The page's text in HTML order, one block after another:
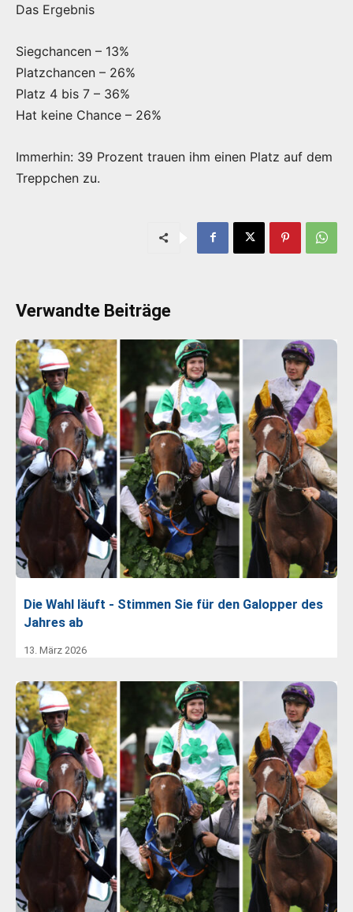
Das Ergebnis
Siegchancen – 13%
Platzchancen – 26%
Platz 4 bis 7 – 36%
Hat keine Chance – 26%
Immerhin: 39 Prozent trauen ihm einen Platz auf dem
Treppchen zu.
Verwandte Beiträge
Die Wahl läuft - Stimmen Sie für den Galopper des
Jahres ab
13. März 2026